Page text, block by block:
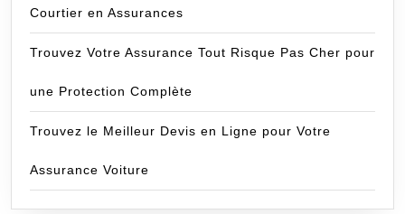
Courtier en Assurances
Trouvez Votre Assurance Tout Risque Pas Cher pour
une Protection Complète
Trouvez le Meilleur Devis en Ligne pour Votre
Assurance Voiture